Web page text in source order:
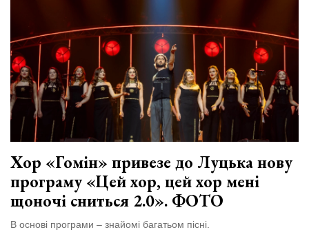
Хор «Гомін» привезе до Луцька нову
програму «Цей хор, цей хор мені
щоночі сниться 2.0». ФОТО
В основі програми – знайомі багатьом пісні.